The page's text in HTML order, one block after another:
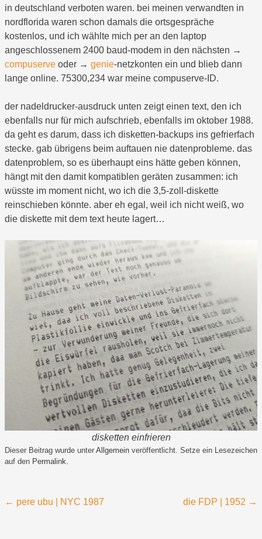
in deutschland verboten waren. bei meinen verwandten in
nordflorida waren schon damals die ortsgespräche
kostenlos, und ich wählte mich per an den laptop
angeschlossenem 2400 baud-modem in den nächsten →
compuserve oder → genie-netzkonten ein und blieb dann
lange online. 75300,234 war meine compuserve-ID.
der nadeldrucker-ausdruck unten zeigt einen text, den ich
ebenfalls nur für mich aufschrieb, ebenfalls im oktober 1988.
da geht es darum, dass ich disketten-backups ins gefrierfach
stecke. gab übrigens beim auftauen nie datenprobleme. das
datenproblem, so es überhaupt eins hätte geben können,
hängt mit den damit kompatiblen geräten zusammen: ich
wüsste im moment nicht, wo ich die 3,5-zoll-diskette
reinschieben könnte. aber eh egal, weil ich nicht weiß, wo
die diskette mit dem text heute lagert…
disketten einfrieren
Dieser Beitrag wurde unter Allgemein veröffentlicht. Setze ein Lesezeichen
auf den Permalink.
Beitragsnavigation
← pere ubu | NYC 1987 die FDP | 1952 →